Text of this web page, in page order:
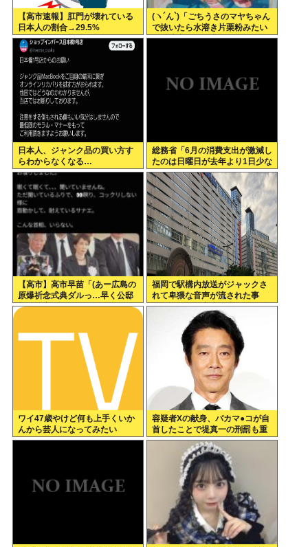
【高市速報】肛門が壊れている
日本人の割合→29.5%
(ヽ´ん`)「ごちうさのマヤちゃん
で抜いたら水溶き片栗粉みたい
な精液出てきて我ながらビビっ
日本人、ジャンク品の買い方す
らわからなくなる…
総務省「6月の消費支出が激減し
たのは日曜日が去年より1日少な
かったから」
【高市】高市早苗「(あー広島の
原爆祈念式典ダルっ…早く公邸
帰って寝たいわ…)」ウトウト
福岡で駅構内放送がジャックさ
れて卑猥な音声が流された事
件、やはり元音声は動ありの動
ワイ47歳やけど何も上手くいか
んから芸人になってみたい
容疑者Xの献身、バカマ●コが自
首したことで堤真一の刑罰も重
くなるwww